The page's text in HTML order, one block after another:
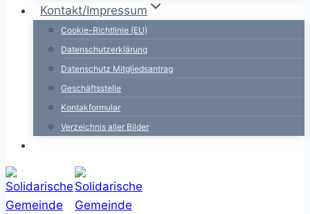
Kontakt/Impressum
Cookie-Richtlinie (EU)
Datenschutzerklärung
Datenschutz Mitgliedsantrag
Geschäftsstelle
Kontakformular
Verzeichnis aller Bilder